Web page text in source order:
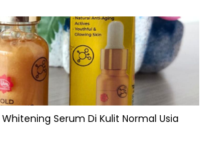
Serum Di Kulit Normal Usia